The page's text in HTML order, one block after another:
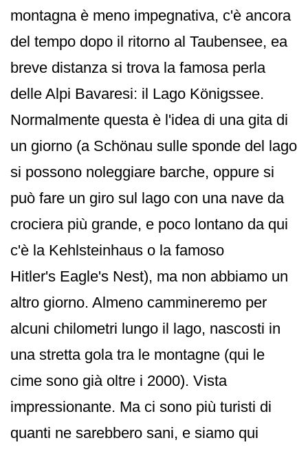
montagna è meno impegnativa, c'è ancora
del tempo dopo il ritorno al Taubensee, ea
breve distanza si trova la famosa perla
delle Alpi Bavaresi: il Lago Königssee.
Normalmente questa è l'idea di una gita di
un giorno (a Schönau sulle sponde del lago
si possono noleggiare barche, oppure si
può fare un giro sul lago con una nave da
crociera più grande, e poco lontano da qui
c'è la Kehlsteinhaus o la famoso
Hitler's Eagle's Nes­t), ma non abbiamo un
altro giorno. Almeno cammineremo per
alcuni chilometri lungo il lago, nascosti in
una stretta gola tra le montagne (qui le
cime sono già oltre i 2000). Vista
impressionante. Ma ci sono più turisti di
quanti ne sarebbero sani, e siamo qui